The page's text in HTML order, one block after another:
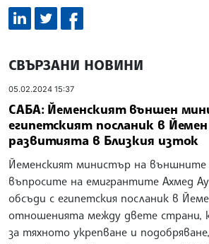
СВЪРЗАНИ НОВИНИ
05.02.2024 15:37
САБА: Йеменският външен
египетският посланик в
развитията в Близкия изток
Йеменският министър на
въпросите на емигрантите Ахмед
обсъди с египетския посланик в
отношенията между двете страни,
за тяхното укрепване и